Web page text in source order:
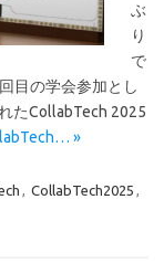
ぶ
り
で
目の学会参加とし
たCollabTech 2025
»
, CollabTech2025 ,